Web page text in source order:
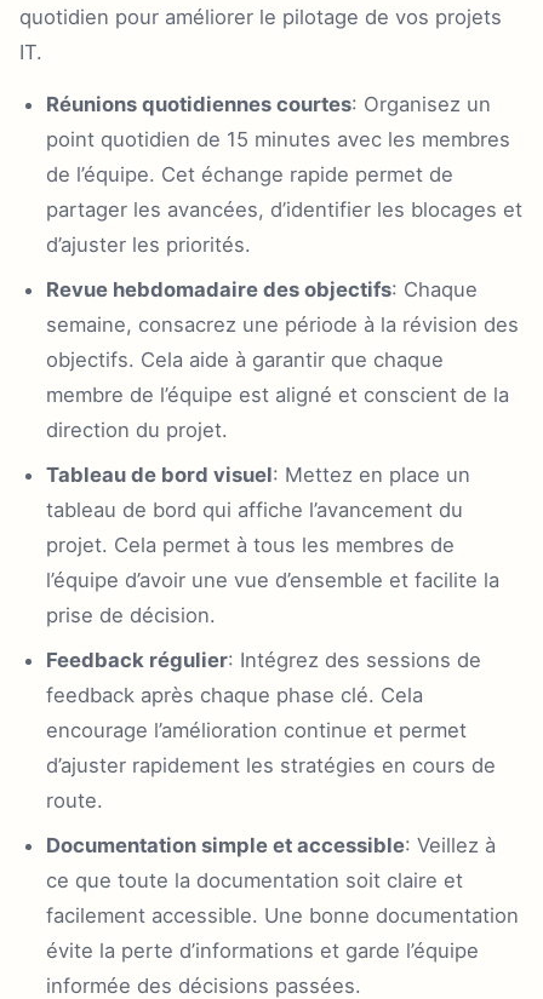
quotidien pour améliorer le pilotage de vos projets
IT.
Réunions quotidiennes courtes: Organisez un
point quotidien de 15 minutes avec les membres
de l’équipe. Cet échange rapide permet de
partager les avancées, d’identifier les blocages et
d’ajuster les priorités.
Revue hebdomadaire des objectifs: Chaque
semaine, consacrez une période à la révision des
objectifs. Cela aide à garantir que chaque
membre de l’équipe est aligné et conscient de la
direction du projet.
Tableau de bord visuel: Mettez en place un
tableau de bord qui affiche l’avancement du
projet. Cela permet à tous les membres de
l’équipe d’avoir une vue d’ensemble et facilite la
prise de décision.
Feedback régulier: Intégrez des sessions de
feedback après chaque phase clé. Cela
encourage l’amélioration continue et permet
d’ajuster rapidement les stratégies en cours de
route.
Documentation simple et accessible: Veillez à
ce que toute la documentation soit claire et
facilement accessible. Une bonne documentation
évite la perte d’informations et garde l’équipe
informée des décisions passées.